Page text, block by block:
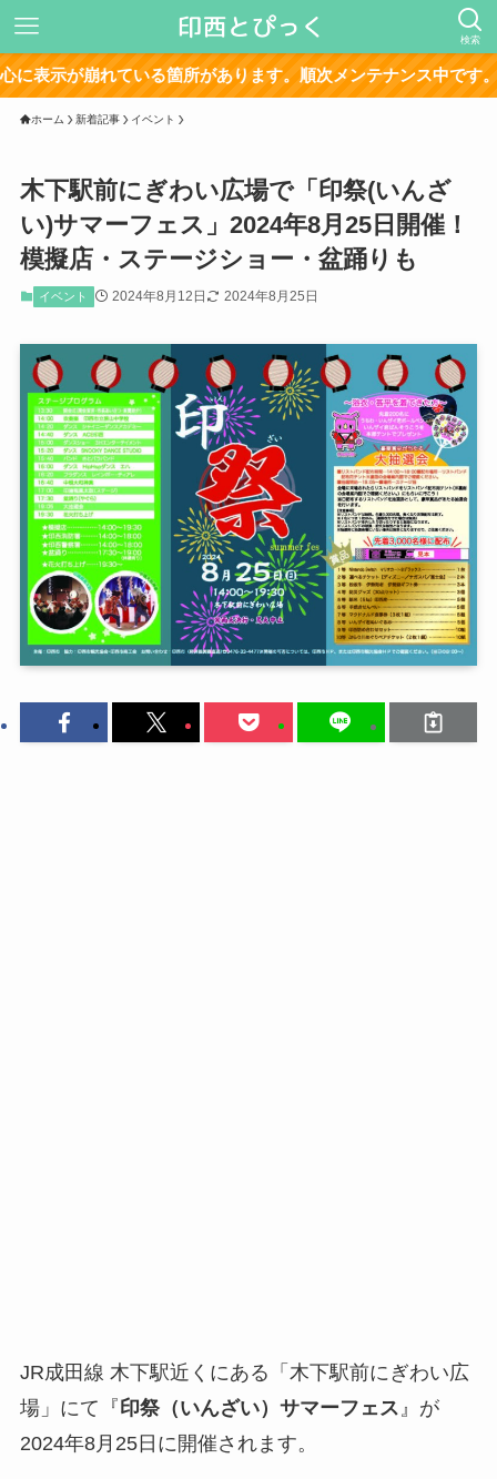
検索
いる箇所があります。順次メンテナンス中です。
ホーム 新着記事 イベント
木下駅前にぎわい広場で「印祭(いんざ
い)サマーフェス」2024年8月25日開催！
模擬店・ステージショー・盆踊りも
イベント 2024年8月12日 2024年8月25日
JR成田線 木下駅近くにある「木下駅前にぎわい広
場」にて『印祭（いんざい）サマーフェス 』が
2024年8月25日に開催されます。